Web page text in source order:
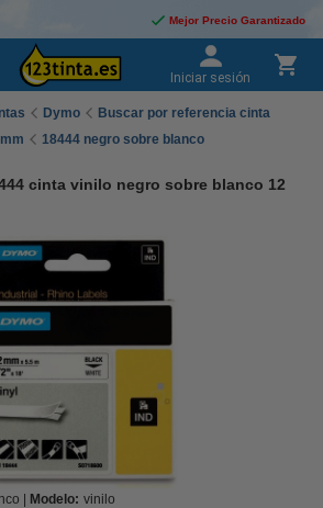
Mejor Precio Garantizado
Iniciar sesión
Dymo
Buscar por referencia cinta
18444 negro sobre blanco
cinta vinilo negro sobre blanco 12
Modelo: vinilo